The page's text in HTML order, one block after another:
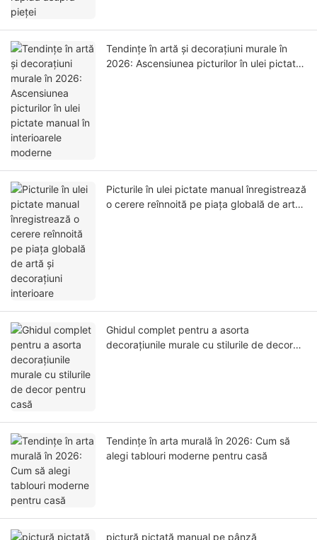
Tendințe în artă și decorațiuni murale în
2026: Ascensiunea picturilor în ulei pictate
Picturile în ulei pictate manual înregistrează
o cerere reînnoită pe piața globală de artă
Ghidul complet pentru a asorta
decorațiunile murale cu stilurile de decor
Tendințe în arta murală în 2026: Cum să
alegi tablouri moderne pentru casă
pictură pictată manual pe pânză